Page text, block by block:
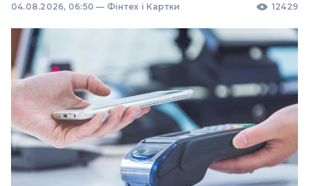
04.08.2026, 06:50 — Фінтех і Картки 12429